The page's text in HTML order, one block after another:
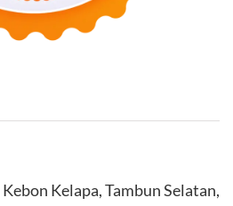
Kelapa, Tambun Selatan,